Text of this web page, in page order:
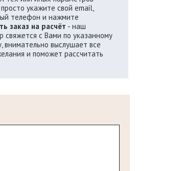
укажите свой email,
телефон и нажмите
заказ на расчёт - наш
свяжется с Вами по указанному
внимательно выслушает все
и поможет рассчитать